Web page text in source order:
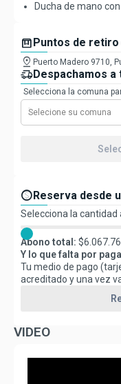
Ducha de mano
boxPuntos de
pin_drop Puerto Madero 9710,
delivery_truck_speedDespachamos a
Selecciona la comuna
Selecione su comuna
paidReserva desde
Selecciona la cantidad
Abono total: $
Y lo que falta por
Tu medio de pago
acreditado y una vez
VIDEO